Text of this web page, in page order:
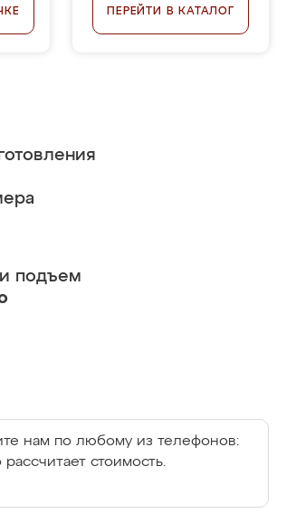
ПЕРЕЙТИ В КАТАЛОГ
подъем
нам по любому из телефонов:
стоимость.